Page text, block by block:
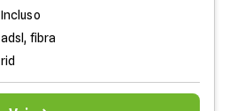
Incluso
adsl, fibra
rid